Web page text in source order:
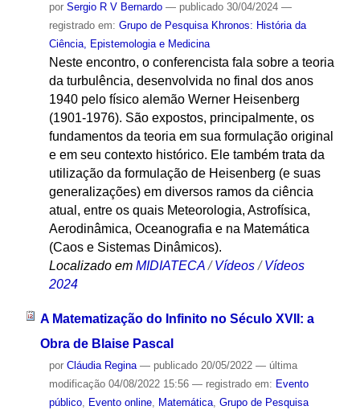
por Sergio R V Bernardo — publicado30/04/2024 —
registrado em: Grupo de Pesquisa Khronos: História da
Ciência, Epistemologia e Medicina
Neste encontro, o conferencista fala sobre a teoria
da turbulência, desenvolvida no final dos anos
1940 pelo físico alemão Werner Heisenberg
(1901-1976). São expostos, principalmente, os
fundamentos da teoria em sua formulação original
e em seu contexto histórico. Ele também trata da
utilização da formulação de Heisenberg (e suas
generalizações) em diversos ramos da ciência
atual, entre os quais Meteorologia, Astrofísica,
Aerodinâmica, Oceanografia e na Matemática
(Caos e Sistemas Dinâmicos).
Localizado em MIDIATECA / Vídeos / Vídeos
2024
A Matematização do Infinito no Século XVII: a
Obra de Blaise Pascal
por Cláudia Regina — publicado20/05/2022 — última
modificação04/08/2022 15:56 — registrado em: Evento
público, Evento online, Matemática, Grupo de Pesquisa